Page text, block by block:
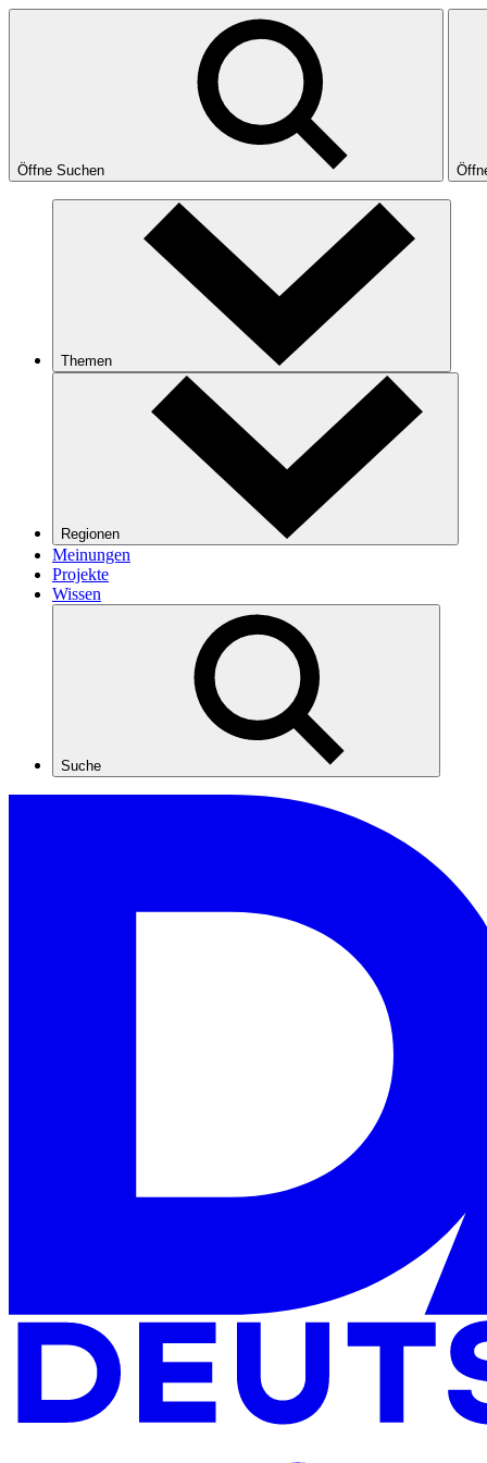
Öffne Suchen
Themen
Regionen
Meinungen
Projekte
Wissen
Suche